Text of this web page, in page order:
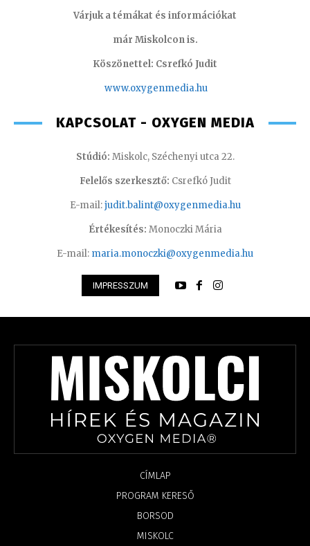
Várjuk a témákat és információkat
már Miskolcon is.
Köszönettel: Csrefkó Judit
www.oxygenmedia.hu
KAPCSOLAT - OXYGEN MEDIA
Stúdió: Miskolc, Széchenyi utca 22.
Felelős szerkesztő: Csrefkó Judit
E-mail:judit.balint@oxygenmedia.hu
Értékesítés: Monoczki Mária
E-mail: maria.monoczki@oxygenmedia.hu
IMPRESSZUM
CÍMLAP
PROGRAM KERESŐ
BORSOD
MISKOLC